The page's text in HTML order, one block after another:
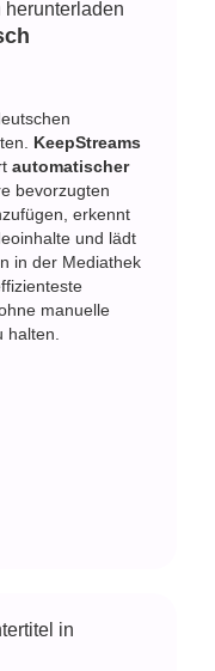
KeepStreams
automatischer
bevorzugten
erkennt
und lädt
in der Mediathek
manuelle